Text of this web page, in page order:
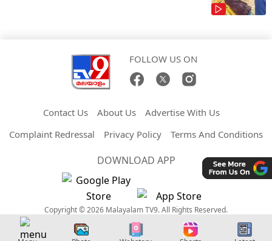
FOLLOW US ON
Contact Us About Us
Advertise With Us
Complaint Redressal
Privacy Policy Terms And Conditions
DOWNLOAD APP
Copyright © 2026 Malayalam TV9. All Rights Reserved.